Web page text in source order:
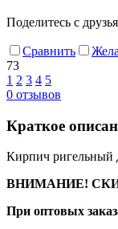
Поделитесь с
Сравнить
73
1 2 3 4 5
0 отзывов
Краткое
Кирпич ригельный
ВНИМАНИЕ!
При оптовых